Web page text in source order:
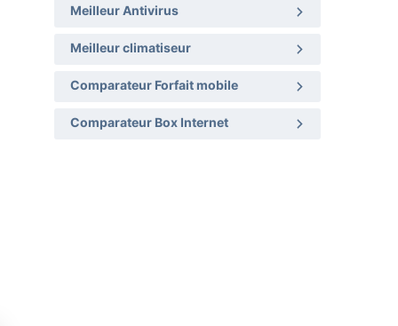
Meilleur Antivirus
Meilleur climatiseur
Comparateur Forfait mobile
Comparateur Box Internet